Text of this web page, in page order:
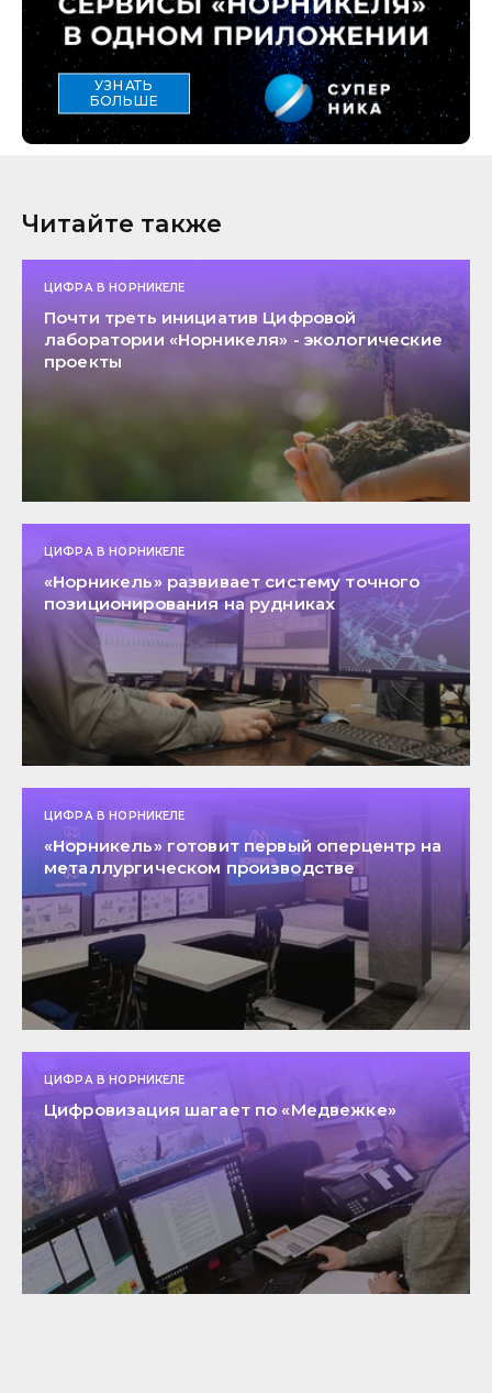
УЗНАТЬ
БОЛЬШЕ
Читайте также
ЦИФРА В НОРНИКЕЛЕ
Почти треть инициатив Цифровой
лаборатории «Норникеля» - экологические
проекты
ЦИФРА В НОРНИКЕЛЕ
«Норникель» развивает систему точного
позиционирования на рудниках
ЦИФРА В НОРНИКЕЛЕ
«Норникель» готовит первый оперцентр на
металлургическом производстве
ЦИФРА В НОРНИКЕЛЕ
Цифровизация шагает по «Медвежке»